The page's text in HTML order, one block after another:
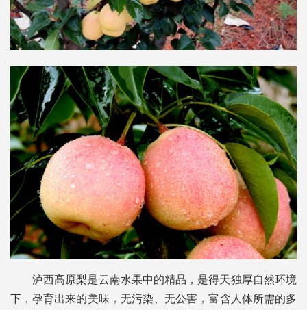
泸西高原梨是云南水果中的精品，是得天独厚自然环境
下，孕育出来的美味，无污染、无公害，富含人体所需的多